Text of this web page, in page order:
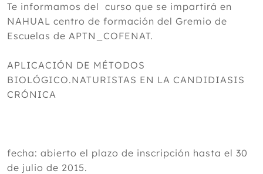
Te informamos del curso que se impartirá en
NAHUAL centro de formación del Gremio de
Escuelas de APTN_COFENAT.
APLICACIÓN DE MÉTODOS
BIOLÓGICO.NATURISTAS EN LA CANDIDIASIS
CRÓNICA
fecha: abierto el plazo de inscripción hasta el 30
de julio de 2015.